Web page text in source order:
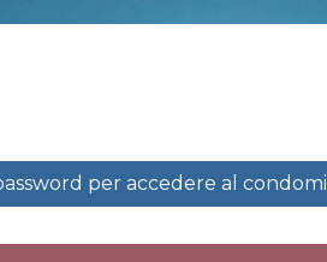
per accedere al